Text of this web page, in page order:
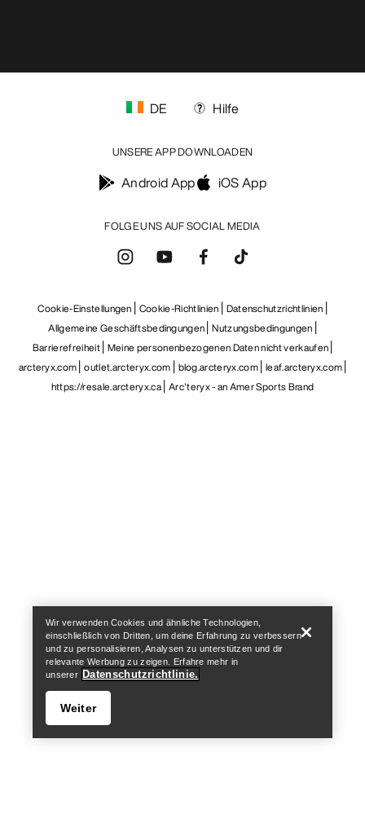
FOLGE UNS AUF SOCIAL MEDIA
DE Hilfe
UNSERE APP DOWNLOADEN
Android App iOS App
Cookie-Einstellungen Cookie-Richtlinien Datenschutzrichtlinien
Allgemeine Geschäftsbedingungen Nutzungsbedingungen
Barrierefreiheit Meine personenbezogenen Daten nicht verkaufen
arcteryx.com outlet.arcteryx.com blog.arcteryx.com leaf.arcteryx.com
https://resale.arcteryx.ca Arc'teryx - an Amer Sports Brand
Wir verwenden Cookies und ähnliche Technologien,
einschließlich von Dritten, um deine Erfahrung zu verbessern
und zu personalisieren, Analysen zu unterstützen und dir
relevante Werbung zu zeigen. Erfahre mehr in
unserer Datenschutzrichtlinie.
Weiter